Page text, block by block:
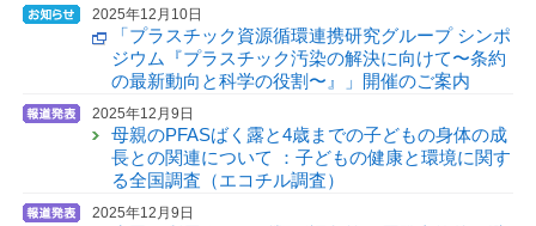
2025年12月10日
「プラスチック資源循環連携研究グループ シンポ
ジウム『プラスチック汚染の解決に向けて〜条約
の最新動向と科学の役割〜』」開催のご案内
2025年12月9日
母親のPFASばく露と4歳までの子どもの身体の成
長との関連について ：子どもの健康と環境に関す
る全国調査（エコチル調査）
2025年12月9日